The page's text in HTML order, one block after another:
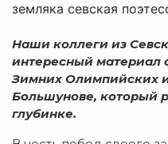
земляка севская
Наши коллеги из
интересный материал
Зимних Олимпийских
Большунове, который
глубинке.